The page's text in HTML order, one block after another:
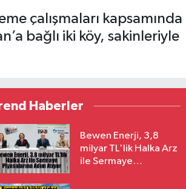
çalışmaları kapsamında
bağlı iki köy, sakinleriyle
Haberler
Bewen Enerji, 3,8
milyar TL'lik Halka Arz
ile Sermaye